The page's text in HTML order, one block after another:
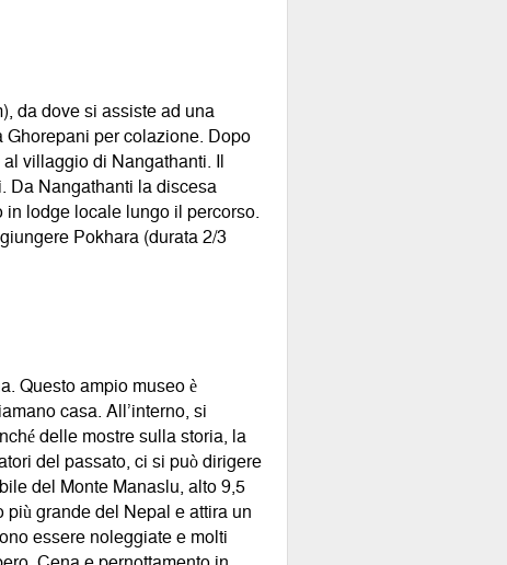
da dove si assiste ad una
Ghorepani per colazione. Dopo
villaggio di Nangathanti. Il
Da Nangathanti la discesa
lodge locale lungo il percorso.
Pokhara (durata 2/3
Questo ampio museo è
casa. All’interno, si
delle mostre sulla storia, la
del passato, ci si può dirigere
del Monte Manaslu, alto 9,5
grande del Nepal e attira un
essere noleggiate e molti